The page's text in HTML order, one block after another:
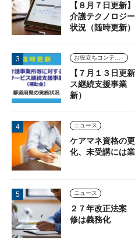
【８月７日更新
介護テクノロジ
状況（随時更新）
お役立ちコンテンツ
【７月１３日更
ス継続支援事業
新）
ニュース
ケアマネ資格の
化、未受講には
ニュース
２７年改正法案
修は義務化